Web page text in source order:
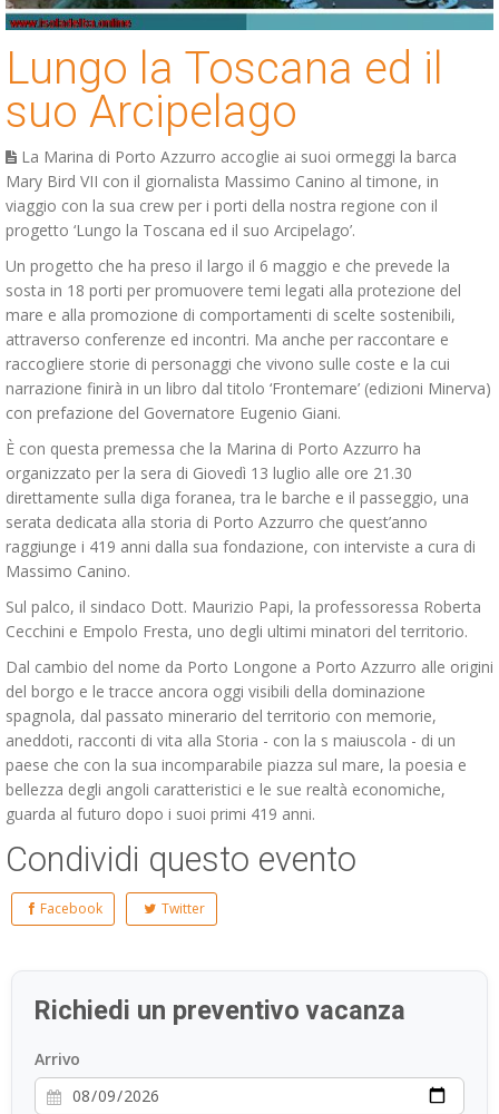
Lungo la Toscana ed il
suo Arcipelago
La Marina di Porto Azzurro accoglie ai suoi ormeggi la barca
Mary Bird VII con il giornalista Massimo Canino al timone, in
viaggio con la sua crew per i porti della nostra regione con il
progetto ‘Lungo la Toscana ed il suo Arcipelago’.
Un progetto che ha preso il largo il 6 maggio e che prevede la
sosta in 18 porti per promuovere temi legati alla protezione del
mare e alla promozione di comportamenti di scelte sostenibili,
attraverso conferenze ed incontri. Ma anche per raccontare e
raccogliere storie di personaggi che vivono sulle coste e la cui
narrazione finirà in un libro dal titolo ‘Frontemare’ (edizioni Minerva)
con prefazione del Governatore Eugenio Giani.
È con questa premessa che la Marina di Porto Azzurro ha
organizzato per la sera di Giovedì 13 luglio alle ore 21.30
direttamente sulla diga foranea, tra le barche e il passeggio, una
serata dedicata alla storia di Porto Azzurro che quest’anno
raggiunge i 419 anni dalla sua fondazione, con interviste a cura di
Massimo Canino.
Sul palco, il sindaco Dott. Maurizio Papi, la professoressa Roberta
Cecchini e Empolo Fresta, uno degli ultimi minatori del territorio.
Dal cambio del nome da Porto Longone a Porto Azzurro alle origini
del borgo e le tracce ancora oggi visibili della dominazione
spagnola, dal passato minerario del territorio con memorie,
aneddoti, racconti di vita alla Storia - con la s maiuscola - di un
paese che con la sua incomparabile piazza sul mare, la poesia e
bellezza degli angoli caratteristici e le sue realtà economiche,
guarda al futuro dopo i suoi primi 419 anni.
Condividi questo evento
Facebook Twitter
Richiedi un preventivo vacanza
Arrivo